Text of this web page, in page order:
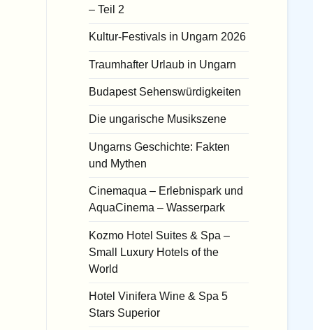
– Teil 2
Kultur-Festivals in Ungarn 2026
Traumhafter Urlaub in Ungarn
Budapest Sehenswürdigkeiten
Die ungarische Musikszene
Ungarns Geschichte: Fakten
und Mythen
Cinemaqua – Erlebnispark und
AquaCinema – Wasserpark
Kozmo Hotel Suites & Spa –
Small Luxury Hotels of the
World
Hotel Vinifera Wine & Spa 5
Stars Superior